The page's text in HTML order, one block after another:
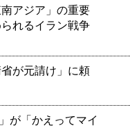
アジア」の重要
れるイラン戦争
が元請け」に頼
が「かえってマイ